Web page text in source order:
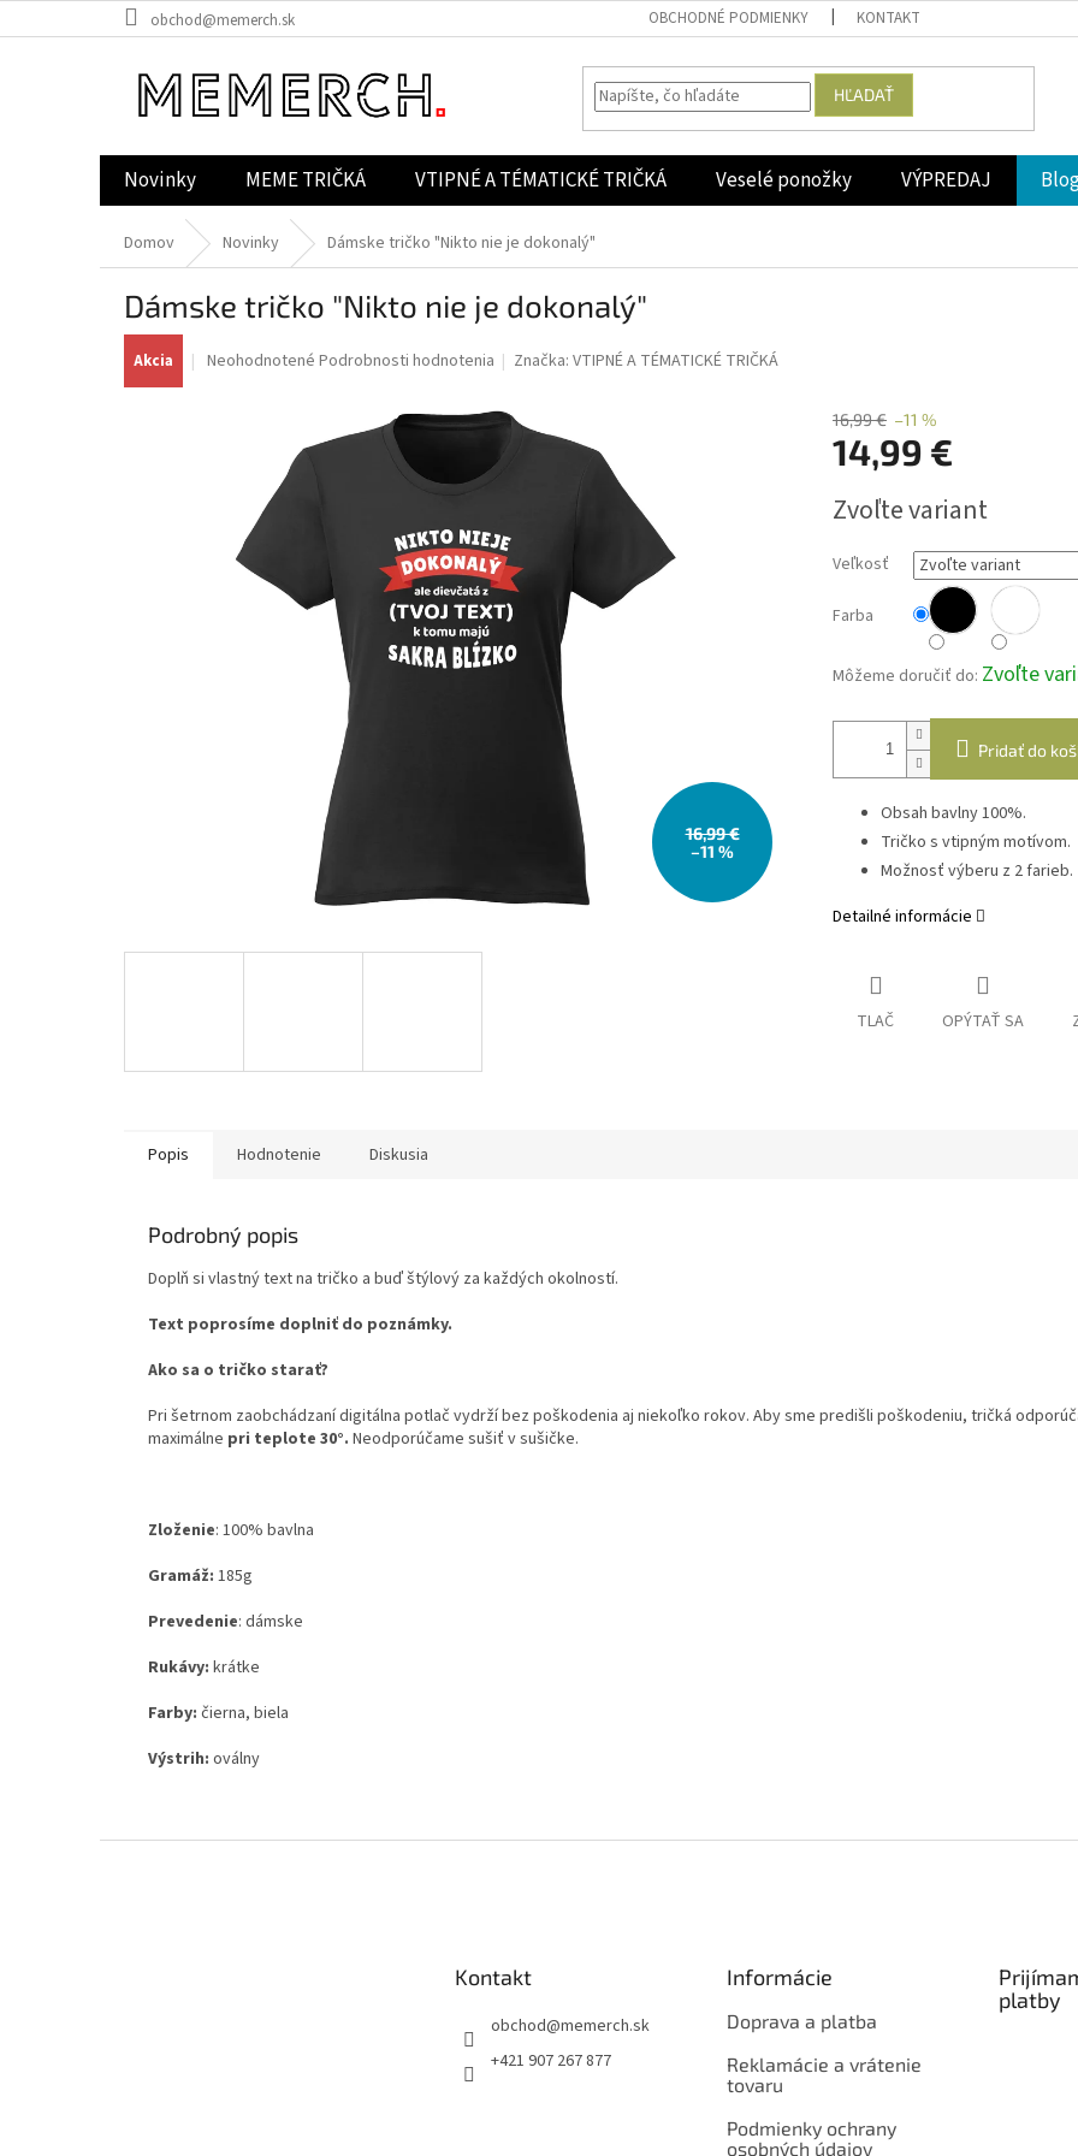
na
obchod@memerch.sk OBCHODNÉ PODMIENKY KONTAKT
HĽADAŤ
Novinky MEME TRIČKÁ VTIPNÉ A TÉMATICKÉ TRIČKÁ Veselé ponožky VÝPREDAJ
Domov Novinky Dámske tričko "Nikto nie je dokonalý"
Dámske tričko "Nikto nie je dokonalý"
Akcia
Priemerné
hviezdičiek.
Neohodnotené Podrobnosti hodnotenia Značka:VTIPNÉ A TÉMATICKÉ TRIČKÁ
16,99 €
–11 %
16,99 € –11 %
14,99 €
cena:
Zvoľte variant
Veľkosť
Farba
Môžeme doručiť do: Zvoľte
Pridať do
Obsah bavlny 100%.
Tričko s vtipným motívom.
Možnosť výberu z 2 farieb.
Detailné informácie
TLAČ OPÝTAŤ SA
Popis Hodnotenie Diskusia
Podrobný popis
Doplň si vlastný text na tričko a buď štýlový za každých okolností.
Text poprosíme doplniť do poznámky.
Ako sa o tričko starať?
Pri šetrnom zaobchádzaní digitálna potlač vydrží bez poškodenia aj niekoľko rokov. Aby sme predišli poškodeniu, tričká
maximálne pri teplote 30°. Neodporúčame sušiť v sušičke.
Zloženie: 100% bavlna
Gramáž: 185g
Prevedenie: dámske
Rukávy: krátke
Farby: čierna, biela
Výstrih: oválny
Kontakt
obchod@memerch.sk
+421 907 267 877
Informácie
Doprava a platba
Reklamácie a vrátenie
tovaru
Podmienky ochrany
osobných údajov
platby